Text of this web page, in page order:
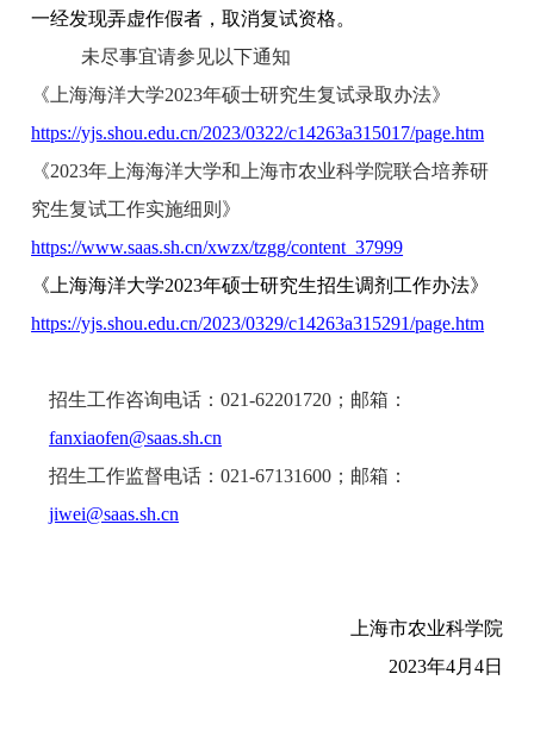
一经发现弄虚作假者，取消复试资格。
未尽事宜请参见以下通知
《上海海洋大学2023年硕士研究生复试录取办法》
https://yjs.shou.edu.cn/2023/0322/c14263a315017/page.htm
《2023年上海海洋大学和上海市农业科学院联合培养研
究生复试工作实施细则》
https://www.saas.sh.cn/xwzx/tzgg/content_37999
《上海海洋大学2023年硕士研究生招生调剂工作办法》
https://yjs.shou.edu.cn/2023/0329/c14263a315291/page.htm
招生工作咨询电话：021-62201720；邮箱：
fanxiaofen@saas.sh.cn
招生工作监督电话：021-67131600 ；邮箱：
jiwei@saas.sh.cn
上海市农业科学院
2023年4月4日